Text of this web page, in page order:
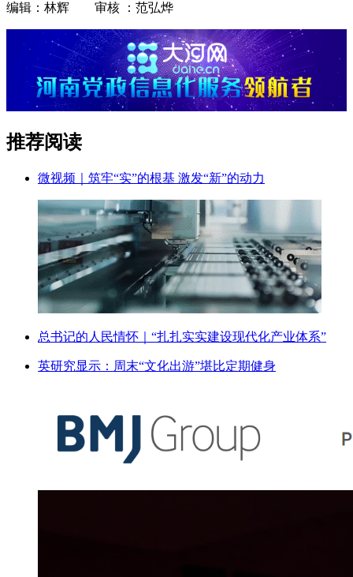
编辑：林辉 审核 ：范弘烨
推荐阅读
微视频｜筑牢“实”的根基 激发“新”的动力
总书记的人民情怀｜“扎扎实实建设现代化产业体系”
英研究显示：周末“文化出游”堪比定期健身